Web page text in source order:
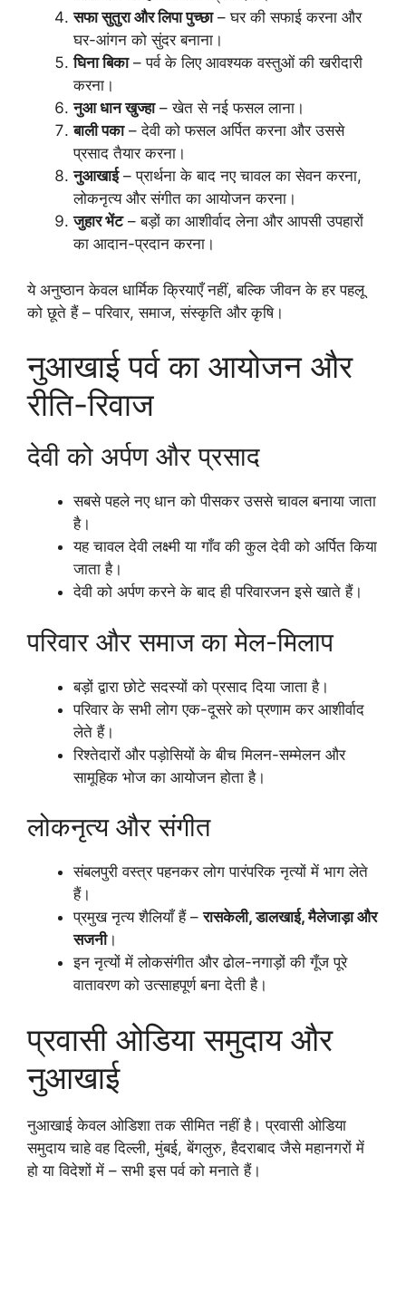
सफा सुतुरा और लिपा पुच्छा– घर की सफाई करना और
घर-आंगन को सुंदर बनाना।
घिना बिका– पर्व के लिए आवश्यक वस्तुओं की खरीदारी
करना।
नुआ धान खुज्हा– खेत से नई फसल लाना।
बाली पका– देवी को फसल अर्पित करना और उससे
प्रसाद तैयार करना।
नुआखाई– प्रार्थना के बाद नए चावल का सेवन करना,
लोकनृत्य और संगीत का आयोजन करना।
जुहार भेंट– बड़ों का आशीर्वाद लेना और आपसी उपहारों
का आदान-प्रदान करना।
ये अनुष्ठान केवल धार्मिक क्रियाएँ नहीं, बल्कि जीवन के हर पहलू
को छूते हैं – परिवार, समाज, संस्कृति और कृषि।
नुआखाई पर्व का आयोजन और
रीति-रिवाज
देवी को अर्पण और प्रसाद
सबसे पहले नए धान को पीसकर उससे चावल बनाया जाता
है।
यह चावल देवी लक्ष्मी या गाँव की कुल देवी को अर्पित किया
जाता है।
देवी को अर्पण करने के बाद ही परिवारजन इसे खाते हैं।
परिवार और समाज का मेल-मिलाप
बड़ों द्वारा छोटे सदस्यों को प्रसाद दिया जाता है।
परिवार के सभी लोग एक-दूसरे को प्रणाम कर आशीर्वाद
लेते हैं।
रिश्तेदारों और पड़ोसियों के बीच मिलन-सम्मेलन और
सामूहिक भोज का आयोजन होता है।
लोकनृत्य और संगीत
संबलपुरी वस्त्र पहनकर लोग पारंपरिक नृत्यों में भाग लेते
हैं।
प्रमुख नृत्य शैलियाँ हैं –रासकेली, डालखाई, मैलेजाड़ा और
सजनी।
इन नृत्यों में लोकसंगीत और ढोल-नगाड़ों की गूँज पूरे
वातावरण को उत्साहपूर्ण बना देती है।
प्रवासी ओडिया समुदाय और
नुआखाई
नुआखाई केवल ओडिशा तक सीमित नहीं है। प्रवासी ओडिया
समुदाय चाहे वह दिल्ली, मुंबई, बेंगलुरु, हैदराबाद जैसे महानगरों में
हो या विदेशों में – सभी इस पर्व को मनाते हैं।